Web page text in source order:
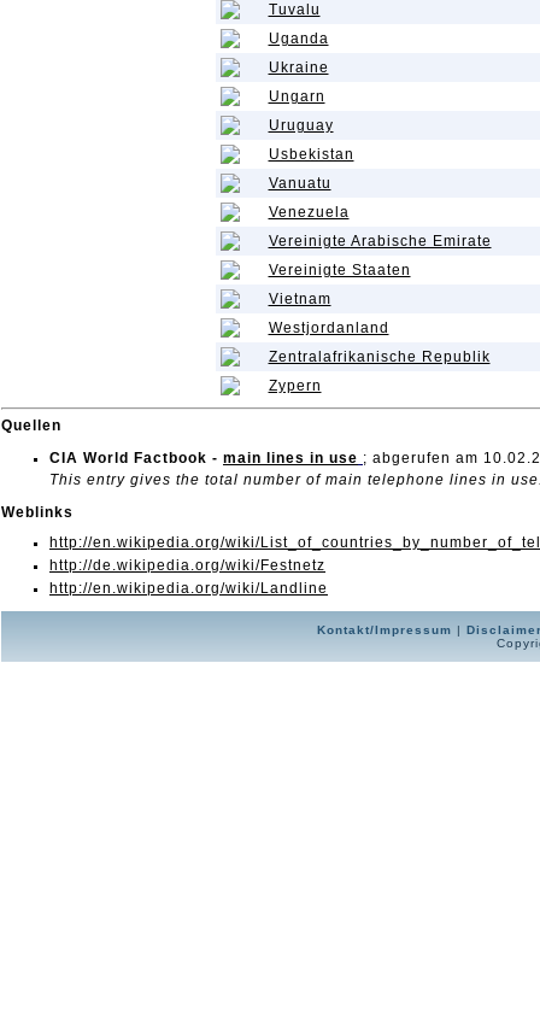
Tuvalu
Uganda
Ukraine
Ungarn
Uruguay
Usbekistan
Vanuatu
Venezuela
Vereinigte Arabische Emirate
Vereinigte Staaten
Vietnam
Westjordanland
Zentralafrikanische Republik
Zypern
Quellen
CIA World Factbook - main lines in use ; abgerufen am
This entry gives the total number of main telephone lines in
Weblinks
http://en.wikipedia.org/wiki/
http://de.wikipedia.org/wiki/Festnetz
http://en.wikipedia.org/wiki/Landline
Kontakt/Impressum |